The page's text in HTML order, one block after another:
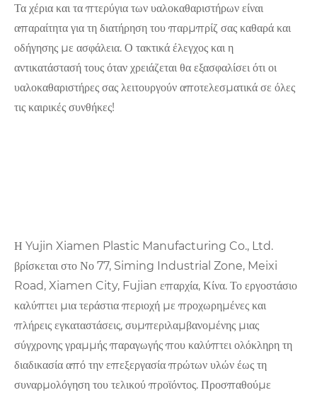
Τα χέρια και τα πτερύγια των υαλοκαθαριστήρων είναι
απαραίτητα για τη διατήρηση του παρμπρίζ σας καθαρά και
οδήγησης με ασφάλεια. Ο τακτικά έλεγχος και η
αντικατάστασή τους όταν χρειάζεται θα εξασφαλίσει ότι οι
υαλοκαθαριστήρες σας λειτουργούν αποτελεσματικά σε όλες
τις καιρικές συνθήκες!
Η Yujin Xiamen Plastic Manufacturing Co., Ltd.
βρίσκεται στο Νο 77, Siming Industrial Zone, Meixi
Road, Xiamen City, Fujian επαρχία, Κίνα. Το εργοστάσιο
καλύπτει μια τεράστια περιοχή με προχωρημένες και
πλήρεις εγκαταστάσεις, συμπεριλαμβανομένης μιας
σύγχρονης γραμμής παραγωγής που καλύπτει ολόκληρη τη
διαδικασία από την επεξεργασία πρώτων υλών έως τη
συναρμολόγηση του τελικού προϊόντος. Προσπαθούμε